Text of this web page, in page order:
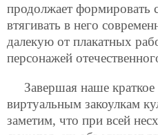
продолжает формировать
втягивать в него
далекую от плакатных
персонажей
Завершая наше
виртуальным закоулкам
заметим, что при всей